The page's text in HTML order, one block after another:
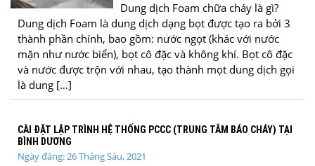
Dung dịch Foam chữa cháy là gì?
Dung dịch Foam là dung dịch dạng bọt được tạo ra bởi 3
thành phần chính, bao gồm: nước ngọt (khác với nước
mặn như nước biển), bọt cô đặc và không khí. Bọt cô đặc
và nước được trộn với nhau, tạo thành mọt dung dịch gọi
là dung […]
CÀI ĐẶT LẬP TRÌNH HỆ THỐNG PCCC (TRUNG TÂM BÁO CHÁY) TẠI
BÌNH DƯƠNG
Ngày đăng: 26 Tháng Sáu, 2021